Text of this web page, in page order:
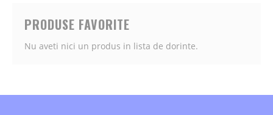
PRODUSE FAVORITE
Nu aveti nici un produs in lista de dorinte.